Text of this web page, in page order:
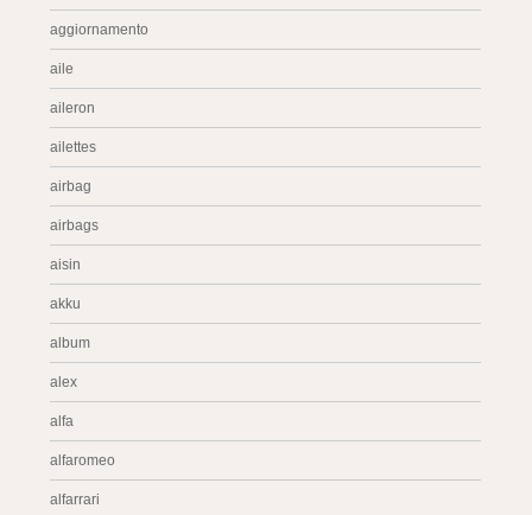
aggiornamento
aile
aileron
ailettes
airbag
airbags
aisin
akku
album
alex
alfa
alfaromeo
alfarrari